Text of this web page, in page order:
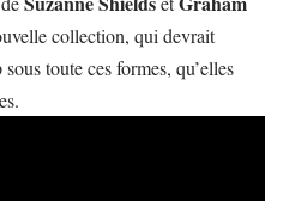
collection, qui devrait
toute ces formes, qu’elles